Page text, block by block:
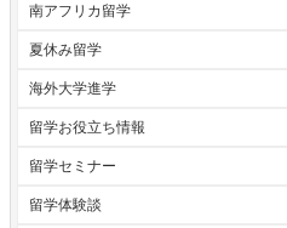
南アフリカ留学
夏休み留学
海外大学進学
留学お役立ち情報
留学セミナー
留学体験談